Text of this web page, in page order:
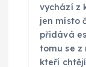
vychází z
jen místo
přidává
tomu se z
kteří